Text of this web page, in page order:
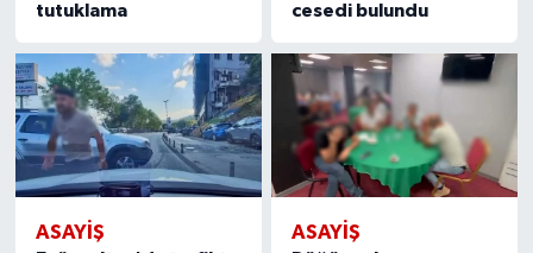
tutuklama
cesedi bulundu
ASAYİŞ ASAYİŞ